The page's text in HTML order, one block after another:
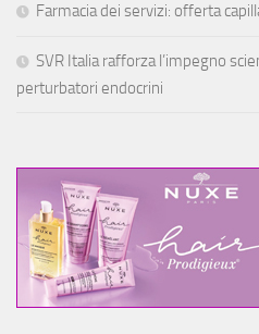
Farmacia dei servizi: offerta
SVR Italia rafforza l’impegno
perturbatori endocrini